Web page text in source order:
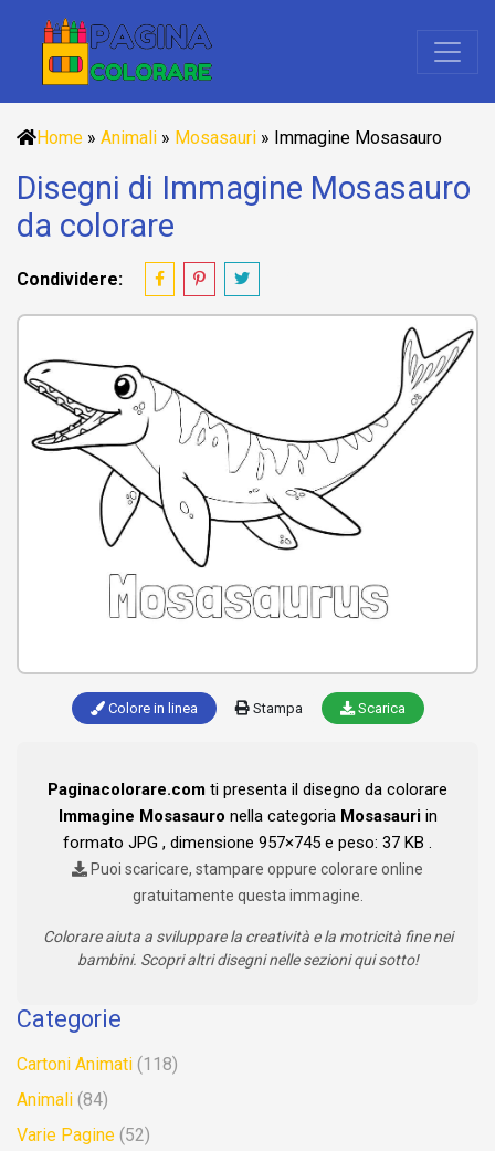
Home » Animali » Mosasauri » Immagine Mosasauro
Disegni di Immagine Mosasauro
da colorare
Condividere:
Colore in linea Stampa Scarica
Paginacolorare.com ti presenta il disegno da colorare
Immagine Mosasauro nella categoria Mosasauriin
formato JPG , dimensione 957×745 e peso: 37 KB .
Puoi scaricare, stampare oppure colorare online
gratuitamente questa immagine.
Colorare aiuta a sviluppare la creatività e la motricità fine nei
bambini. Scopri altri disegni nelle sezioni qui sotto!
Categorie
Cartoni Animati (118)
Animali (84)
Varie Pagine (52)